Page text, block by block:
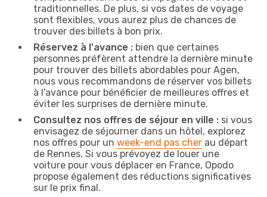
traditionnelles. De plus, si vos dates de voyage
sont flexibles, vous aurez plus de chances de
trouver des billets à bon prix.
Réservez à l'avance : bien que certaines
personnes préfèrent attendre la dernière minute
pour trouver des billets abordables pour Agen,
nous vous recommandons de réserver vos billets
à l'avance pour bénéficier de meilleures offres et
éviter les surprises de dernière minute.
Consultez nos offres de séjour en ville : si vous
envisagez de séjourner dans un hôtel, explorez
nos offres pour un week-end pas cher au départ
de Rennes. Si vous prévoyez de louer une
voiture pour vous déplacer en France, Opodo
propose également des réductions significatives
sur le prix final.